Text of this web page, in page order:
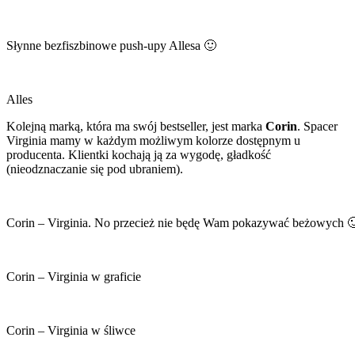
Słynne bezfiszbinowe push-upy Allesa 🙂
Alles
Kolejną marką, która ma swój bestseller, jest marka Corin. Spacer
Virginia mamy w każdym możliwym kolorze dostępnym u
producenta. Klientki kochają ją za wygodę, gładkość
(nieodznaczanie się pod ubraniem).
Corin – Virginia. No przecież nie będę Wam pokazywać beżowych
Corin – Virginia w graficie
Corin – Virginia w śliwce